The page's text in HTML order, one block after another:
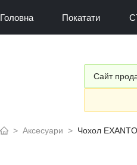
Головна Покатати
Сайт
> Аксесуари > Чохол